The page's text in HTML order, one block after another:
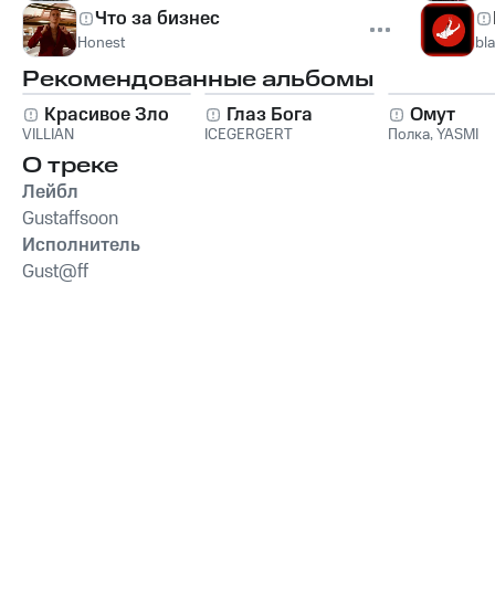
Что за бизнес
Honest
Рекомендованные альбомы
Красивое Зло
VILLIAN
Глаз Бога
ICEGERGERT
Омут
Полка,YASMI
О треке
Лейбл
Gustaffsoon
Исполнитель
Gust@ff